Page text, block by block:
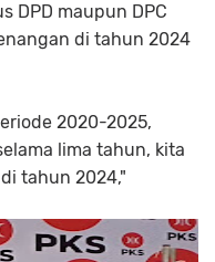
DPD maupun DPC
di tahun 2024
2020-2025,
lima tahun, kita
tahun 2024,"